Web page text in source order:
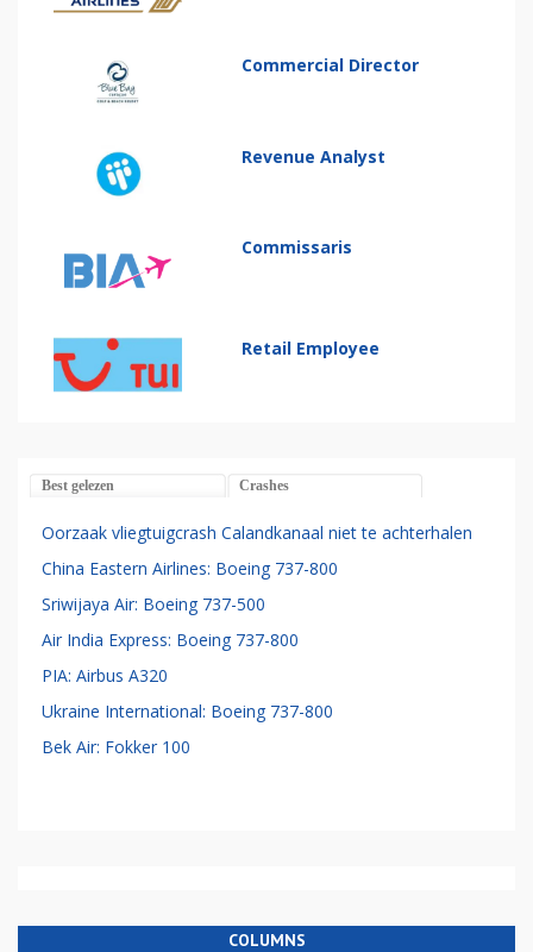
Commercial Director
Revenue Analyst
Commissaris
Retail Employee
Best gelezen Crashes
Oorzaak vliegtuigcrash Calandkanaal niet te achterhalen
China Eastern Airlines: Boeing 737-800
Sriwijaya Air: Boeing 737-500
Air India Express: Boeing 737-800
PIA: Airbus A320
Ukraine International: Boeing 737-800
Bek Air: Fokker 100
COLUMNS